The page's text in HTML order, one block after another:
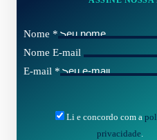
Nome *
Nome E-mail
E-mail *
Li e concordo com a
privacidade.